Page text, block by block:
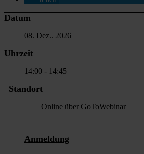
Datum
08. Dez.. 2026
Uhrzeit
14:00 - 14:45
Standort
Online über GoToWebinar
Anmeldung